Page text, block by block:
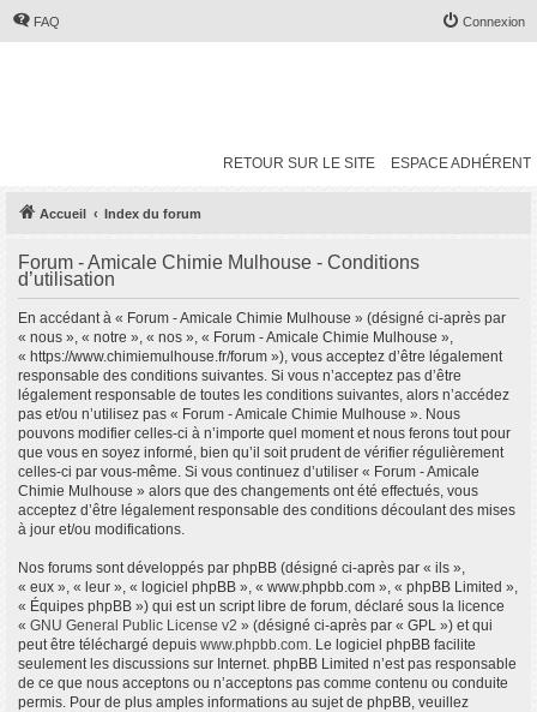
FAQ Connexion
RETOUR SUR LE SITE ESPACE ADHÉRENT
Accueil Index du forum
Forum - Amicale Chimie Mulhouse - Conditions
d’utilisation
En accédant à « Forum - Amicale Chimie Mulhouse » (désigné ci-après par
« nous », « notre », « nos », « Forum - Amicale Chimie Mulhouse »,
« https://www.chimiemulhouse.fr/forum »), vous acceptez d’être légalement
responsable des conditions suivantes. Si vous n’acceptez pas d’être
légalement responsable de toutes les conditions suivantes, alors n’accédez
pas et/ou n’utilisez pas « Forum - Amicale Chimie Mulhouse ». Nous
pouvons modifier celles-ci à n’importe quel moment et nous ferons tout pour
que vous en soyez informé, bien qu’il soit prudent de vérifier régulièrement
celles-ci par vous-même. Si vous continuez d’utiliser « Forum - Amicale
Chimie Mulhouse » alors que des changements ont été effectués, vous
acceptez d’être légalement responsable des conditions découlant des mises
à jour et/ou modifications.
Nos forums sont développés par phpBB (désigné ci-après par « ils »,
« eux », « leur », « logiciel phpBB », « www.phpbb.com », « phpBB Limited »,
« Équipes phpBB ») qui est un script libre de forum, déclaré sous la licence
« GNU General Public License v2 » (désigné ci-après par « GPL ») et qui
peut être téléchargé depuis www.phpbb.com. Le logiciel phpBB facilite
seulement les discussions sur Internet. phpBB Limited n’est pas responsable
de ce que nous acceptons ou n’acceptons pas comme contenu ou conduite
permis. Pour de plus amples informations au sujet de phpBB, veuillez